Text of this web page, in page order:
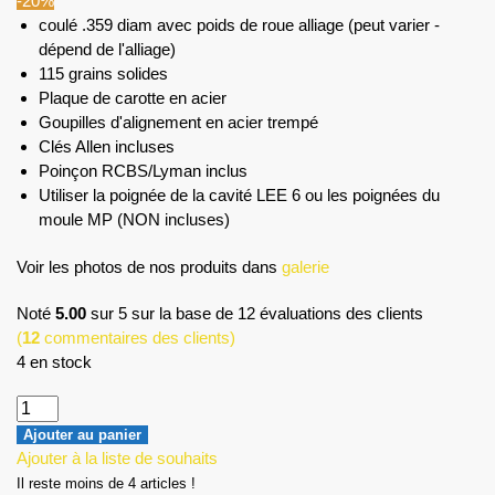
coulé .359 diam avec poids de roue alliage (peut varier -
dépend de l'alliage)
115 grains solides
Plaque de carotte en acier
Goupilles d'alignement en acier trempé
Clés Allen incluses
Poinçon RCBS/Lyman inclus
Utiliser la poignée de la cavité LEE 6 ou les poignées du
moule MP (NON incluses)
Voir les photos de nos produits dans galerie
Noté 5.00 sur 5 sur la base de 12 évaluations des clients
(12 commentaires des clients)
4 en stock
Ajouter au panier
Ajouter à la liste de souhaits
Il reste moins de 4 articles !